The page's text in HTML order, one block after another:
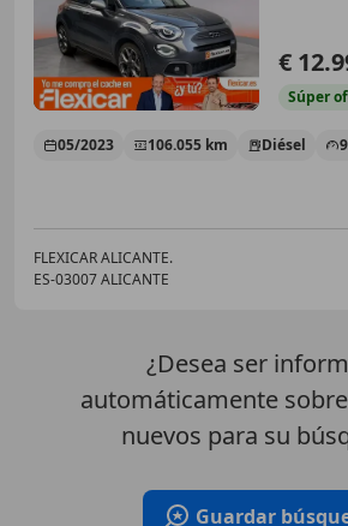
€
Súper
05/2023 106.055 km Diésel
FLEXICAR ALICANTE.
ES-03007 ALICANTE
¿Desea ser
automáticamente
nuevos para su
Guardar